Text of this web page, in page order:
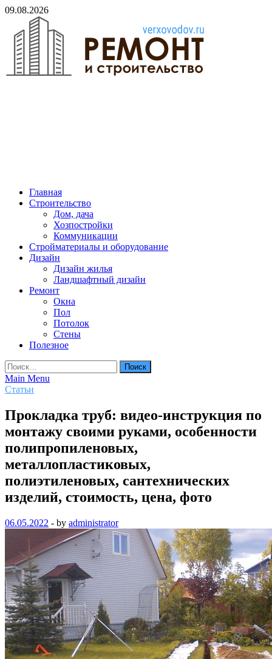
Skip
content
09.08.2026
Главная
Строительство
Дом, дача
Хозпостройки
Коммуникации
Стройматериалы и оборудование
Дизайн
Дизайн жилья
Ландшафтный дизайн
Ремонт
Окна
Пол
Потолок
Стены
Полезное
Найти:
Main Menu
Статьи
Прокладка труб: видео-инструкция по
монтажу своими руками, особенности
полипропиленовых,
металлопластиковых,
полиэтиленовых, сантехнических
изделий, стоимость, цена, фото
06.05.2022 - by administrator